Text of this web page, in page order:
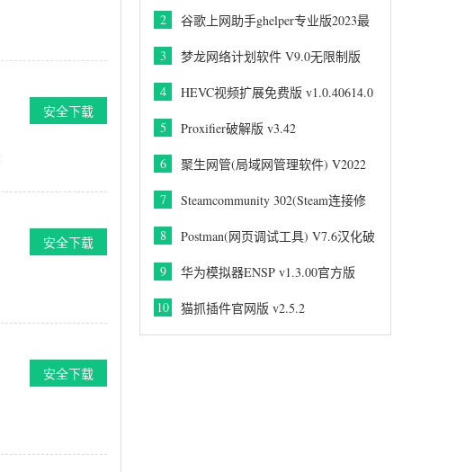
安全下载
安全下载
安全下载
2
谷歌上网助手ghelper专业版2023最
3
梦龙网络计划软件 V9.0无限制版
4 HEVC视频扩展免费版 v1.0.40614.0
5 Proxifier破解版 v3.42
6 聚生网管(局域网管理软件) V2022
7
Steamcommunity 302(Steam连接修
8
Postman(网页调试工具) V7.6汉化破
9
华为模拟器ENSP v1.3.00官方版
10 猫抓插件官网版 v2.5.2